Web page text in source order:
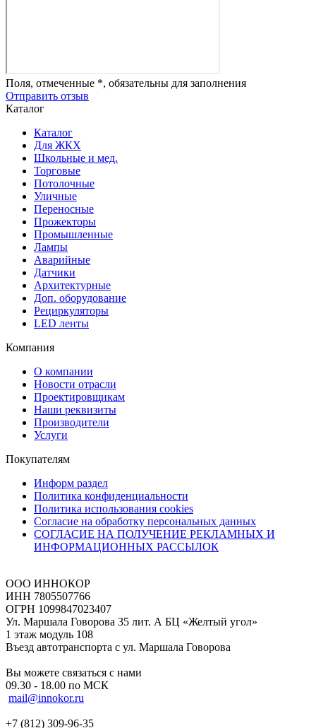
Поля, отмеченные *, обязательны для заполнения
Отправить отзыв
Каталог
Каталог
Для ЖКХ
Школьные и мед.
Торговые
Потолочные
Уличные
Переносные
Прожекторы
Промышленные
Лампы
Аварийные
Датчики
Архитектурные
Доп. оборудование
Рециркуляторы
LED ленты
Компания
О компании
Новости отрасли
Проектировщикам
Наши реквизиты
Производители
Услуги
Покупателям
Информ раздел
Политика конфиденциальности
Политика использования cookies
Согласие на обработку персональных данных
СОГЛАСИЕ НА ПОЛУЧЕНИЕ РЕКЛАМНЫХ И
ИНФОРМАЦИОННЫХ РАССЫЛОК
ООО ИННОКОР
ИНН 7805507766
ОГРН 1099847023407
Ул. Маршала Говорова 35 лит. А БЦ «Желтый угол»
1 этаж модуль 108
Въезд автотранспорта с ул. Маршала Говорова
Вы можете связаться с нами
09.30 - 18.00 по МСК
mail@innokor.ru
+7 (812) 309-96-35